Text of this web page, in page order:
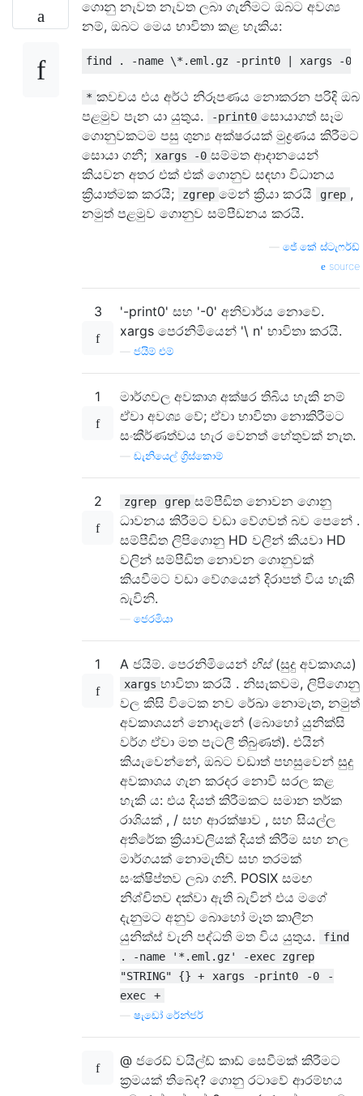
ගොනු නැවත නැවත ලබා ගැනීමට ඔබට අවශ්‍ය
නම්, ඔබට මෙය භාවිතා කළ හැකිය:
* කවචය එය අර්ථ නිරූපණය නොකරන පරිදි ඔබ
පළමුව පැන යා යුතුය.
-print0 සොයාගත් සෑම
ගොනුවකටම පසු ශුන්‍ය අක්ෂරයක් මුද්‍රණය කිරීමට
සොයා ගනී;
xargs -0 සම්මත ආදානයෙන්
කියවන අතර එක් එක් ගොනුව සඳහා විධානය
ක්‍රියාත්මක කරයි;
zgrep මෙන් ක්‍රියා කරයි grep ,
නමුත් පළමුව ගොනුව සම්පීඩනය කරයි.
ජේ.කේ ස්ටැෆර්ඩ්
source
3
'-print0' සහ '-0' අනිවාර්ය නොවේ.
xargs පෙරනිමියෙන් '\ n' භාවිතා කරයි.
ජයිම් එම්
1
මාර්ගවල අවකාශ අක්ෂර තිබිය හැකි නම්
ඒවා අවශ්‍ය වේ; ඒවා භාවිතා නොකිරීමට
සංකීර්ණත්වය හැර වෙනත් හේතුවක් නැත.
ඩැනියෙල් ග්‍රිස්කොම්
2 zgrep grep සම්පීඩිත නොවන ගොනු
ධාවනය කිරීමට වඩා වේගවත් බව පෙනේ .
සම්පීඩිත ලිපිගොනු HD වලින් කියවා HD
වලින් සම්පීඩිත නොවන ගොනුවක්
කියවීමට වඩා වේගයෙන් දිරාපත් විය හැකි
බැවිනි.
ජෙරමියා
1 A ජයිම්. පෙරනිමියෙන් හිස්(සුදු අවකාශය)
xargs භාවිතා කරයි . නිසැකවම, ලිපිගොනු
වල කිසි විටෙක නව රේඛා නොමැත, නමුත්
අවකාශයන් නොදැනේ (බොහෝ යුනික්සි
වර්ග ඒවා මත පැටලී තිබුණත්). එයින්
කියැවෙන්නේ, ඔබට වඩාත් පහසුවෙන් සුදු
අවකාශය ගැන කරදර නොවී සරල කළ
හැකි ය: එය දියත් කිරීමකට සමාන තර්ක
රාශියක් , / සහ ආරක්ෂාව , සහ සියල්ල
අතිරේක ක්‍රියාවලියක් දියත් කිරීම සහ නල
මාර්ගයක් නොමැතිව සහ තරමක්
සංක්ෂිප්තව ලබා ගනී. POSIX සමඟ
නිශ්චිතව දක්වා ඇති බැවින් එය මගේ
දැනුමට අනුව බොහෝ මෑත කාලීන
යුනික්ස් වැනි පද්ධති මත විය යුතුය.
find
. -name '*.eml.gz' -exec zgrep
"STRING" {} +
xargs -print0 -0
-
exec
+
ෂැඩෝ රේන්ජර්
@ ජරෙඩ් වයිල්ඩ් කාඩ් සෙවීමක් කිරීමට
ක්‍රමයක් තිබේද? ගොනු රටාවේ ආරම්භය